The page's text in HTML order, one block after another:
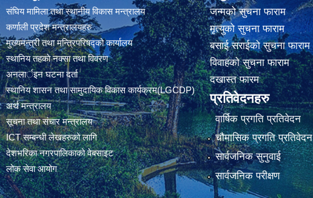
संघिय मामिला तथा स्थानीय विकास मन्त्रालय
कर्णाली प्रदेश मन्त्रालयहरु
मुख्यमन्त्री तथा मन्त्रिपरिषद्को कार्यालय
स्थानिय तहकाे नक्सा तथा विवरण
अनलार्इन घटना दर्ता
स्थानिय शासन तथा सामुदायिक विकास कार्यक्रम(LGCDP)
अर्थ मन्त्रालय
सूचना तथा संचार मन्त्रालय
ICT सम्बन्धी लेखहरुको लागि
देशभरिका नगरपालिकाको वेबसाइट
लोक सेवा आयोग
जन्मको सुचना फाराम
मृत्युको सुचना फाराम
बसाई सराईको सुचना फाराम
विवाहको सुचना फाराम
दखास्त फारम
प्रतिवेदनहरु
वार्षिक प्रगति प्रतिवेदन
चौमासिक प्रगति प्रतिवेदन
सार्वजनिक सुनुवाई
सार्वजनिक परीक्षण